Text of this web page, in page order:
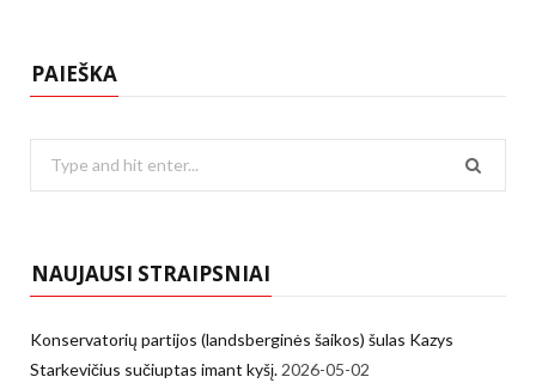
PAIEŠKA
NAUJAUSI STRAIPSNIAI
Konservatorių partijos (landsberginės šaikos) šulas Kazys
Starkevičius sučiuptas imant kyšį. 2026-05-02